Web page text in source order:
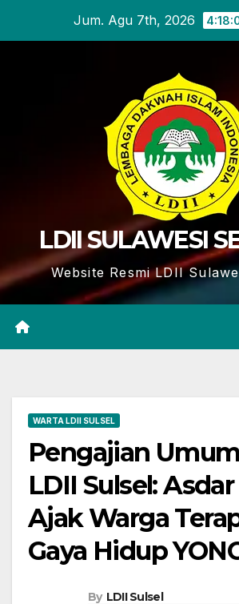
Jum. Agu 7th, 2026
LDII SULAWESI
Website Resmi LDII
WARTA LDII SULSEL
Pengajian
LDII Sulsel:
Ajak Warga
Gaya Hidup
By LDII Sulsel